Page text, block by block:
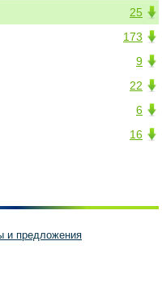
25
173
9
22
6
16
и предложения